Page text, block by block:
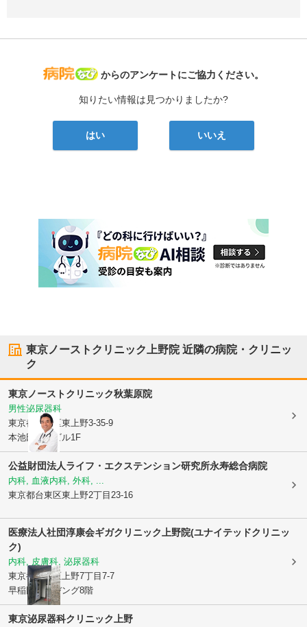
病院なび
からのアンケートにご協力ください。
知りたい情報は見つかりましたか?
はい いいえ
東京ノーストクリニック上野院近隣の病院・クリニッ
ク
東京ノーストクリニック秋葉原院
男性泌尿器科
東京都台東区東上野3-35-9
本池田第一ビル1F
公益財団法人ライフ・エクステンション研究所永寿総合病院
内科, 血液内科, 外科, ...
東京都台東区東上野2丁目23-16
医療法人社団淳康会ギガクリニック上野院(ユナイテッドクリニッ
ク)
内科, 皮膚科, 泌尿器科
東京都台東区上野7丁目7-7
早稲田ビルヂング8階
東京泌尿器科クリニック上野